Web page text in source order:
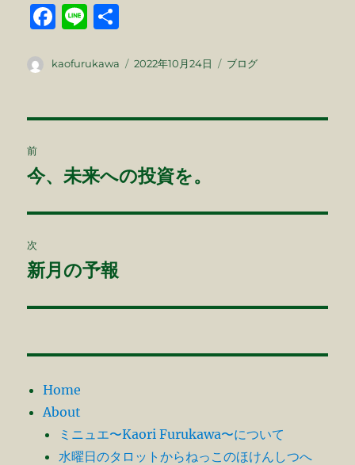
F
c
b
o
k
Li
e
投
kaofurukawa
投
2022年10月24日
カ
ブログ
稿
ビ
ゲ
ー
ン
前
前
投
稿:
今、未来への投資を。
次
次
投
新月の予報
Home
About
ミニュエ〜Kaori Furukawa〜について
水曜日のタロットからねっこのほけんしつへ